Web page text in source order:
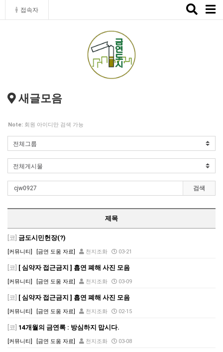
접속자
Toggle
새글모음
Note: 회원 아이디만 검색 가능
검색
제목
[코] 금도시민헌장(?)
[커뮤니티] [금연 도움 자료] 천지조화 03-21
[코] [ 심약자 접근금지 ] 흡연 폐해 사진 모음
[커뮤니티] [금연 도움 자료] 천지조화 03-09
[코] [ 심약자 접근금지 ] 흡연 폐해 사진 모음
[커뮤니티] [금연 도움 자료] 천지조화 02-15
[코] 14개월의 금연록 : 방심하지 맙시다.
[커뮤니티] [금연 도움 자료] 천지조화 03-08